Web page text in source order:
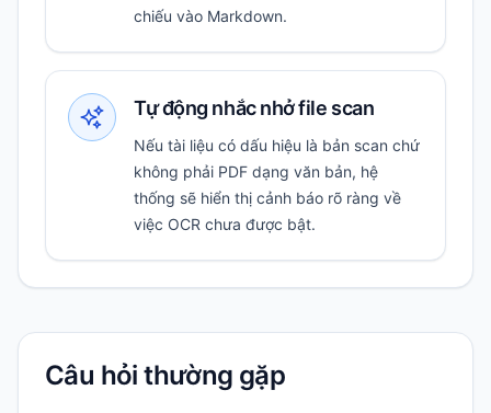
chiếu vào Markdown.
Tự động nhắc nhở file scan
Nếu tài liệu có dấu hiệu là bản scan chứ
không phải PDF dạng văn bản, hệ
thống sẽ hiển thị cảnh báo rõ ràng về
việc OCR chưa được bật.
Câu hỏi thường gặp